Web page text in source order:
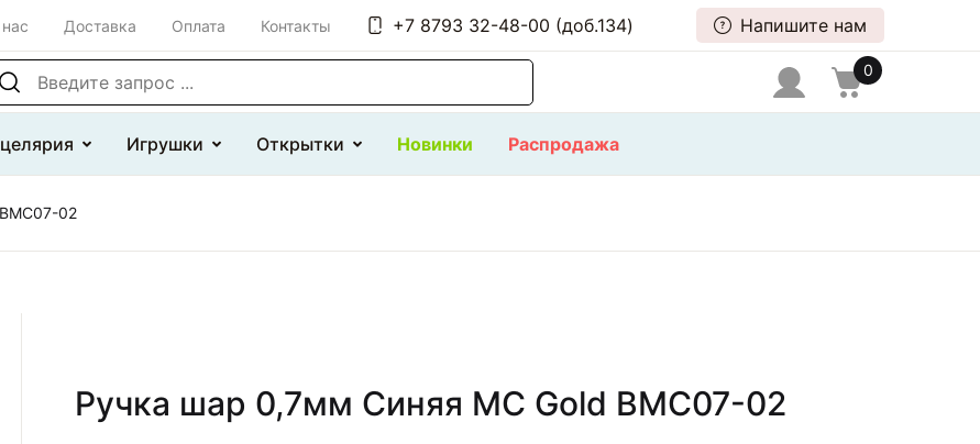
Доставка Оплата Контакты +7 8793 32-48-00 (доб.134) Напишите нам
по сайту 0
Игрушки Открытки Новинки Распродажа
02
Ручка шар 0,7мм Синяя MC Gold BMC07-02